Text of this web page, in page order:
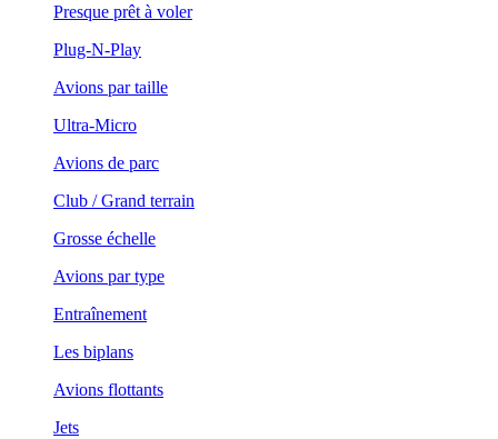
Presque prêt à voler
Plug-N-Play
Avions par taille
Ultra-Micro
Avions de parc
Club / Grand terrain
Grosse échelle
Avions par type
Entraînement
Les biplans
Avions flottants
Jets